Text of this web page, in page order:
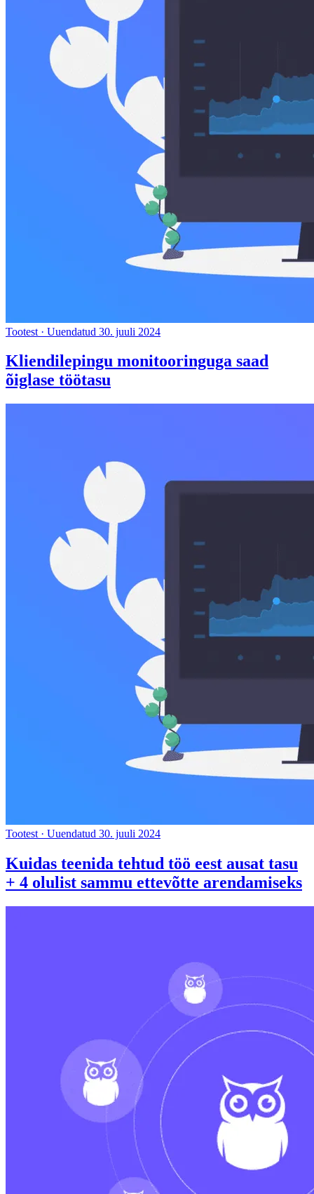
Tootest · Uuendatud 30. juuli 2024
Kliendilepingu monitooringuga saad
õiglase töötasu
Tootest · Uuendatud 30. juuli 2024
Kuidas teenida tehtud töö eest ausat tasu
+ 4 olulist sammu ettevõtte arendamiseks